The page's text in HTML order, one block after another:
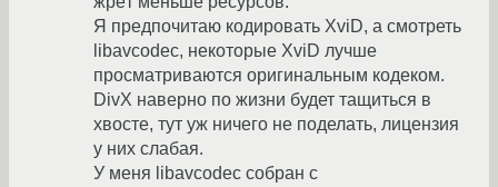
Я предпочитаю кодировать XviD, а смотреть
libavcodec, некоторые XviD лучше
просматриваются оригинальным кодеком.
DivX наверно по жизни будет тащиться в
хвосте, тут уж ничего не поделать, лицензия
у них слабая.
У меня libavcodec собран с